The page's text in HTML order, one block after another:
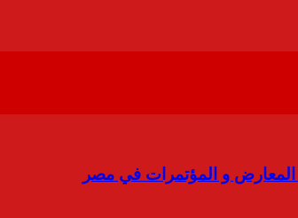
و المؤتمرات في مصر